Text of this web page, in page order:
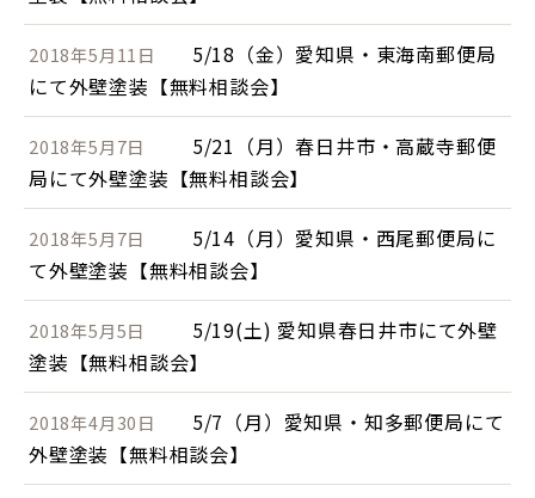
2018年5月11日
5/18（金）愛知県・東海南郵便局
にて外壁塗装【無料相談会】
2018年5月7日
5/21（月）春日井市・高蔵寺郵便
局にて外壁塗装【無料相談会】
2018年5月7日
5/14（月）愛知県・西尾郵便局に
て外壁塗装【無料相談会】
2018年5月5日
5/19(土) 愛知県春日井市にて外壁
塗装【無料相談会】
2018年4月30日
5/7（月）愛知県・知多郵便局にて
外壁塗装【無料相談会】